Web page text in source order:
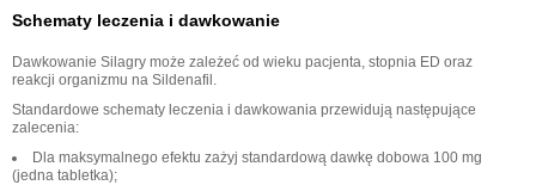
Schematy leczenia i dawkowanie
Dawkowanie Silagry może zależeć od wieku pacjenta, stopnia ED oraz
reakcji organizmu na Sildenafil.
Standardowe schematy leczenia i dawkowania przewidują następujące
zalecenia:
Dla maksymalnego efektu zażyj standardową dawkę dobowa 100 mg
(jedna tabletka);